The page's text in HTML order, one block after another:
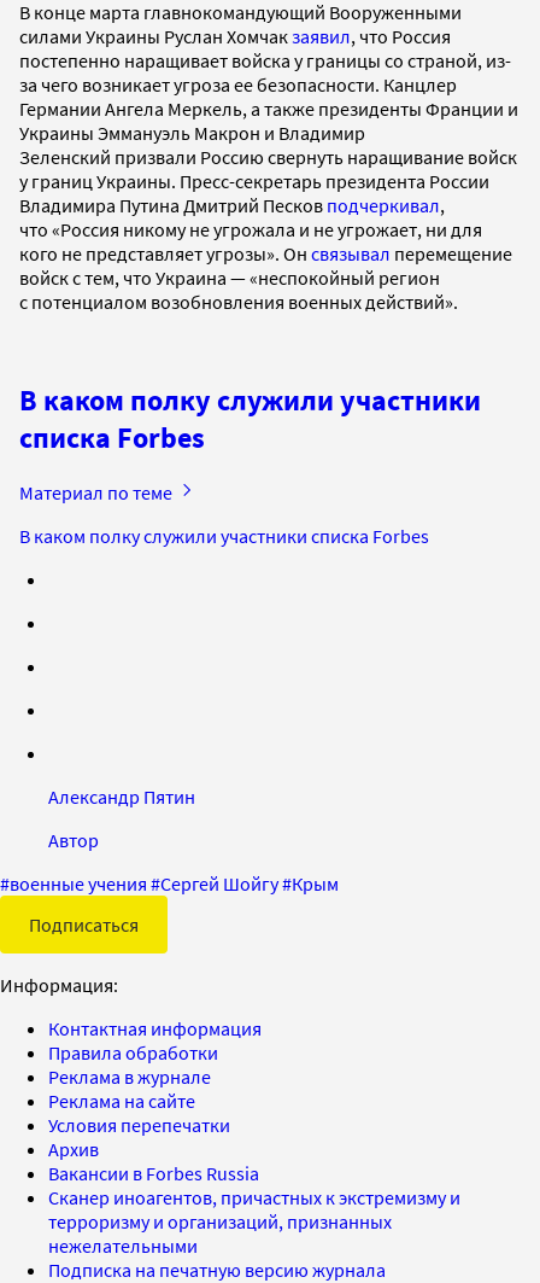
В конце марта главнокомандующий Вооруженными
силами Украины Руслан Хомчакзаявил, что Россия
постепенно наращивает войска у границы со страной, из-
за чего возникает угроза ее безопасности. Канцлер
Германии Ангела Меркель, а также президенты Франции и
Украины Эммануэль Макрон и Владимир
Зеленский призвали Россию свернуть наращивание войск
у границ Украины. Пресс-секретарь президента России
Владимира Путина Дмитрий Песков подчеркивал,
что «Россия никому не угрожала и не угрожает, ни для
кого не представляет угрозы». Он связывал перемещение
войск с тем, что Украина — «неспокойный регион
с потенциалом возобновления военных действий».
В каком полку служили участники
списка Forbes
Материал по теме
В каком полку служили участники списка Forbes
Александр Пятин
Автор
#военные учения #Сергей Шойгу#Крым
Подписаться
Информация:
Контактная информация
Правила обработки
Реклама в журнале
Реклама на сайте
Условия перепечатки
Архив
Вакансии в Forbes Russia
Сканер иноагентов, причастных к экстремизму и
терроризму и организаций, признанных
нежелательными
Подписка на печатную версию журнала